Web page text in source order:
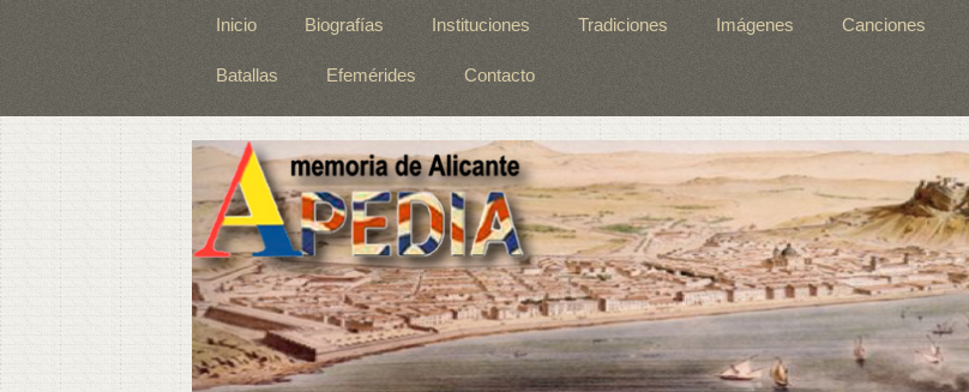
Inicio Biografías Instituciones Tradiciones Imágenes Canciones
Batallas Efemérides Contacto